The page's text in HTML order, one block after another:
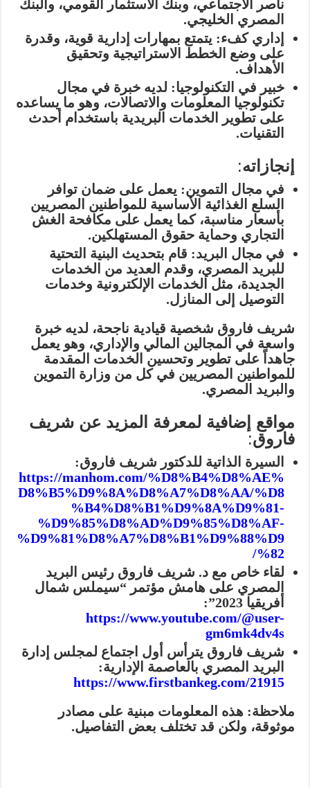
ناصر الاجتماعي، وبنك الاستثمار القومي، والبنك
المصري الخليجي.
إداري كفء: يتمتع بمهارات إدارية قوية، وقدرة
على وضع الخطط الاستراتيجية وتحقيق
الأهداف.
خبير في التكنولوجيا: لديه خبرة في مجال
تكنولوجيا المعلومات والاتصالات، وهو ما يساعده
على تطوير الخدمات البريدية باستخدام أحدث
التقنيات.
إنجازاته:
في مجال التموين: يعمل على ضمان توافر
السلع الغذائية الأساسية للمواطنين المصريين
بأسعار مناسبة، كما يعمل على مكافحة الغش
التجاري وحماية حقوق المستهلكين.
في مجال البريد: قام بتحديث البنية التحتية
للبريد المصري، وقدم العديد من الخدمات
الجديدة، مثل الخدمات الإلكترونية وخدمات
التوصيل إلى المنازل.
شريف فاروق شخصية قيادية ناجحة، لديه خبرة
واسعة في المجالين المالي والإداري، وهو يعمل
جاهداً على تطوير وتحسين الخدمات المقدمة
للمواطنين المصريين في كل من وزارة التموين
والبريد المصري.
مواقع إضافية لمعرفة المزيد عن شريف
فاروق:
السيرة الذاتية للدكتور شريف فاروق:
https://manhom.com/%D8%B4%D8%AE%
D8%B5%D9%8A%D8%A7%D8%AA/%D8
%B4%D8%B1%D9%8A%D9%81-
%D9%85%D8%AD%D9%85%D8%AF-
%D9%81%D8%A7%D8%B1%D9%88%D9
%82/
لقاء خاص مع د. شريف فاروق رئيس البريد
المصري على هامش مؤتمر “سيملس شمال
أفريقيا 2023”
:
https://www.youtube.com/@user-
gm6mk4dv4s
شريف فاروق يترأس أول اجتماع لمجلس إدارة
البريد المصري بالعاصمة الإدارية:
https://www.firstbankeg.com/21915
ملاحظة: هذه المعلومات مبنية على مصادر
موثوقة، ولكن قد تختلف بعض التفاصيل.